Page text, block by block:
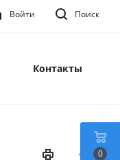
Поиск
Войти
Контакты
0